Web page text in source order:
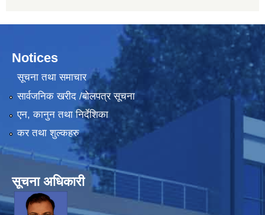
Notices
सूचना तथा समाचार
सार्वजनिक खरीद /बोलपत्र सूचना
एन, कानुन तथा निर्देशिका
कर तथा शुल्कहरु
सूचना अधिकारी